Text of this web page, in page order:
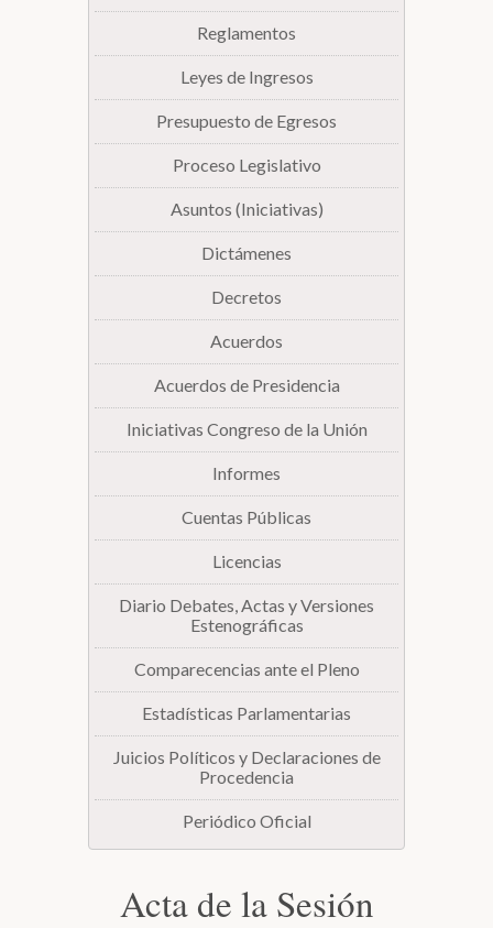
Reglamentos
Leyes de Ingresos
Presupuesto de Egresos
Proceso Legislativo
Asuntos (Iniciativas)
Dictámenes
Decretos
Acuerdos
Acuerdos de Presidencia
Iniciativas Congreso de la Unión
Informes
Cuentas Públicas
Licencias
Diario Debates, Actas y Versiones
Estenográficas
Comparecencias ante el Pleno
Estadísticas Parlamentarias
Juicios Políticos y Declaraciones de
Procedencia
Periódico Oficial
Acta de la Sesión